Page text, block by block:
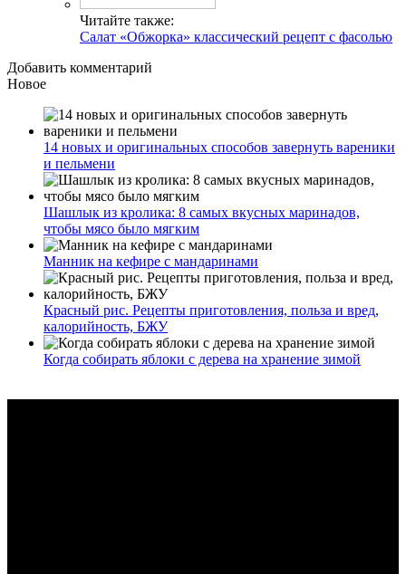
Читайте также:
Салат «Обжорка» классический рецепт с фасолью
Добавить комментарий
Новое
14 новых и оригинальных способов завернуть вареники
и пельмени
Шашлык из кролика: 8 самых вкусных маринадов,
чтобы мясо было мягким
Манник на кефире с мандаринами
Красный рис. Рецепты приготовления, польза и вред,
калорийность, БЖУ
Когда собирать яблоки с дерева на хранение зимой